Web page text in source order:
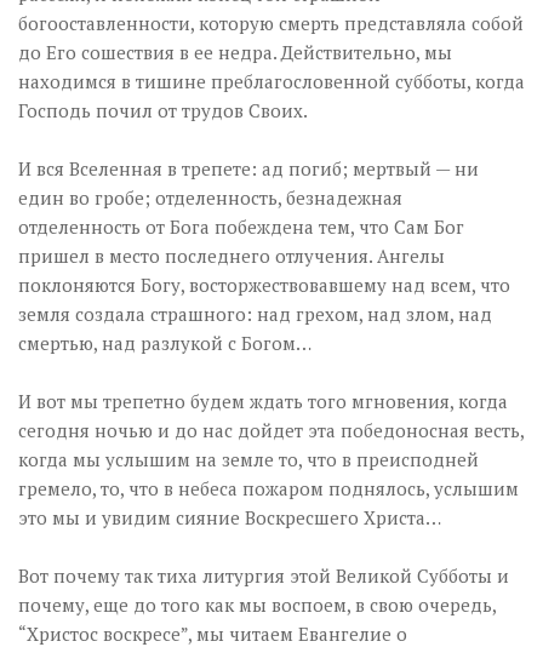
богооставленности, которую смерть представляла собой
до Его сошествия в ее недра. Действительно, мы
находимся в тишине преблагословенной субботы, когда
Господь почил от трудов Своих.
И вся Вселенная в трепете: ад погиб; мертвый — ни
един во гробе; отделенность, безнадежная
отделенность от Бога побеждена тем, что Сам Бог
пришел в место последнего отлучения. Ангелы
поклоняются Богу, восторжествовавшему над всем, что
земля создала страшного: над грехом, над злом, над
смертью, над разлукой с Богом…
И вот мы трепетно будем ждать того мгновения, когда
сегодня ночью и до нас дойдет эта победоносная весть,
когда мы услышим на земле то, что в преисподней
гремело, то, что в небеса пожаром поднялось, услышим
это мы и увидим сияние Воскресшего Христа…
Вот почему так тиха литургия этой Великой Субботы и
почему, еще до того как мы воспоем, в свою очередь,
“Христос воскресе”, мы читаем Евангелие о